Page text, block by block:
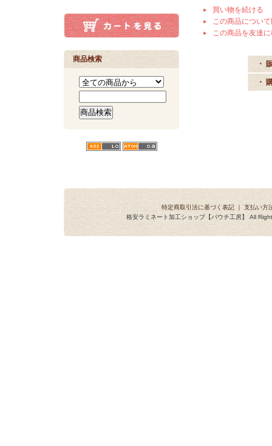
商品検索
買い物を続ける
この商品につい
この商品を友達
・
・
特定商取引法に基づく表記 ｜ 支払い方
格安ラミネート加工ショップ【パウチ工房】 All